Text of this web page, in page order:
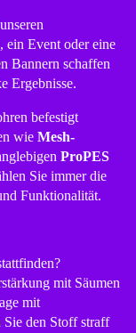
ein Event oder eine
Bannern schaffen
Ergebnisse.
befestigt
wie Mesh-
ProPES
Sie immer die
Funktionalität.
mit Säumen
mit
Sie den Stoff straff